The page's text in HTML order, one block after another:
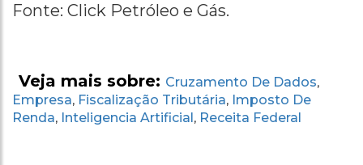
Fonte: Click Petróleo e Gás.
Veja mais sobre: Cruzamento De Dados,
Empresa, Fiscalização Tributária,
Imposto De
Renda, Inteligencia Artificial , Receita Federal